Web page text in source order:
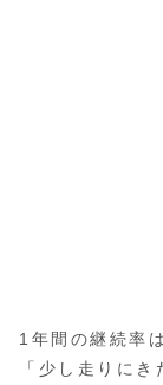
1年間の継続率
「少し走りにき